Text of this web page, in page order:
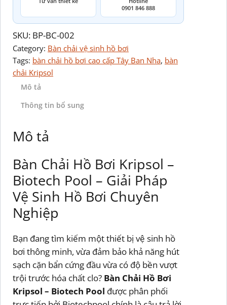
0901 846 888
SKU: BP-BC-002
Category: Bàn chải vệ sinh hồ bơi
Tags: bàn chải hồ bơi cao cấp Tây Ban Nha, bàn
chải Kripsol
Mô tả
Thông tin bổ sung
Mô tả
Bàn Chải Hồ Bơi Kripsol –
Biotech Pool – Giải Pháp
Vệ Sinh Hồ Bơi Chuyên
Nghiệp
Bạn đang tìm kiếm một thiết bị vệ sinh hồ
bơi thông minh, vừa đảm bảo khả năng hút
sạch cặn bẩn cứng đầu vừa có độ bền vượt
trội trước hóa chất clo? Bàn Chải Hồ Bơi
Kripsol – Biotech Pool được phân phối